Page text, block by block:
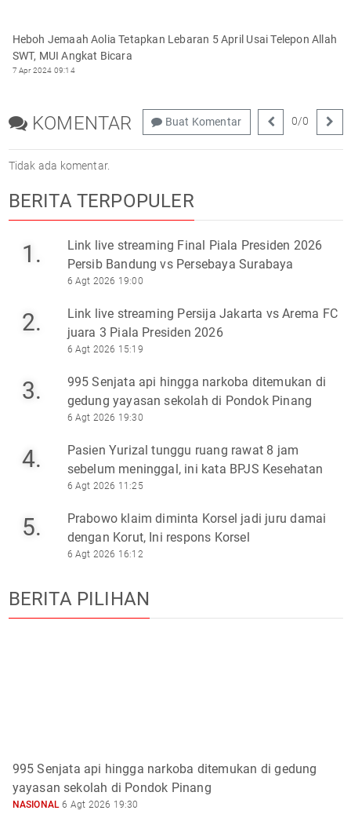
Heboh Jemaah Aolia Tetapkan Lebaran 5 April Usai Telepon Allah
SWT, MUI Angkat Bicara
7 Apr 2024 09:14
KOMENTAR Buat Komentar 0/0
Tidak ada komentar.
BERITA TERPOPULER
1.
Link live streaming Final Piala Presiden 2026
Persib Bandung vs Persebaya Surabaya
6 Agt 2026 19:00
2.
Link live streaming Persija Jakarta vs Arema FC
juara 3 Piala Presiden 2026
6 Agt 2026 15:19
3.
995 Senjata api hingga narkoba ditemukan di
gedung yayasan sekolah di Pondok Pinang
6 Agt 2026 19:30
4.
Pasien Yurizal tunggu ruang rawat 8 jam
sebelum meninggal, ini kata BPJS Kesehatan
6 Agt 2026 11:25
5.
Prabowo klaim diminta Korsel jadi juru damai
dengan Korut, Ini respons Korsel
6 Agt 2026 16:12
BERITA PILIHAN
995 Senjata api hingga narkoba ditemukan di gedung
yayasan sekolah di Pondok Pinang
NASIONAL 6 Agt 2026 19:30